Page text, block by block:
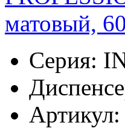
матовый,
Серия: